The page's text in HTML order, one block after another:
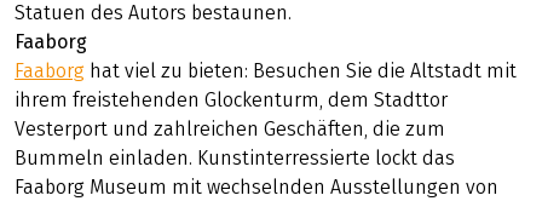
Statuen des Autors bestaunen.
Faaborg
Faaborg hat viel zu bieten: Besuchen Sie die Altstadt mit
ihrem freistehenden Glockenturm, dem Stadttor
Vesterport und zahlreichen Geschäften, die zum
Bummeln einladen. Kunstinterressierte lockt das
Faaborg Museum mit wechselnden Ausstellungen von